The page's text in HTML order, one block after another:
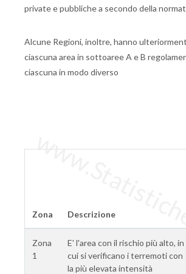
private e pubbliche a secondo della
Alcune Regioni, inoltre, hanno
ciascuna area in sottoaree A e B
ciascuna in modo diverso
Zona Descrizione
Zona
1
E' l'area con il rischio più alto, in
cui si verificano i terremoti con
la più elevata intensità